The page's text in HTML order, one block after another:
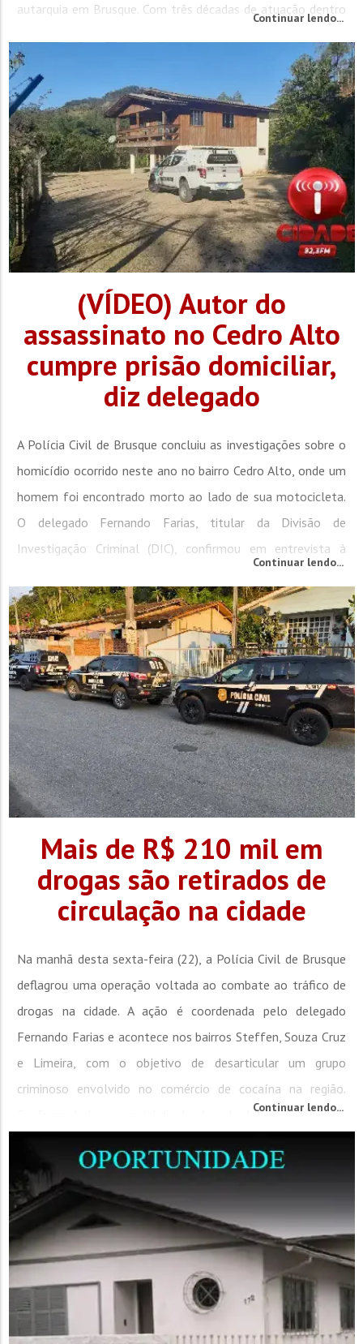
autarquia em Brusque. Com três décadas de atuação dentro
sistema de abastecimento de água ao longo desse período.
Juliano relembrou o tempo em que os controles eram
feitos...
Continuar lendo...
(VÍDEO) Autor do
assassinato no Cedro Alto
cumpre prisão domiciliar,
diz delegado
A Polícia Civil de Brusque concluiu as investigações sobre o
homicídio ocorrido neste ano no bairro Cedro Alto, onde um
homem foi encontrado morto ao lado de sua motocicleta.
O delegado Fernando Farias, titular da Divisão de
Investigação Criminal (DIC), confirmou em entrevista à
identificado, preso e atualmente cumpre prisão domiciliar.
Segundo o delegado, após as...
Continuar lendo...
Mais de R$ 210 mil em
drogas são retirados de
circulação na cidade
Na manhã desta sexta-feira (22), a Polícia Civil de Brusque
deflagrou uma operação voltada ao combate ao tráfico de
drogas na cidade. A ação é coordenada pelo delegado
Fernando Farias e acontece nos bairros Steffen, Souza Cruz
e Limeira, com o objetivo de desarticular um grupo
criminoso envolvido no comércio de cocaína na região.
Conforme balanço parcial divulgado pelo delegado, já foram
Continuar lendo...